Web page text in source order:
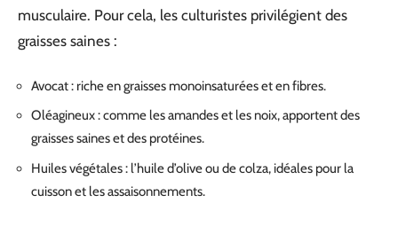
musculaire. Pour cela, les culturistes privilégient des
graisses saines :
Avocat : riche en graisses monoinsaturées et en fibres.
Oléagineux : comme les amandes et les noix, apportent des
graisses saines et des protéines.
Huiles végétales : l’huile d’olive ou de colza, idéales pour la
cuisson et les assaisonnements.